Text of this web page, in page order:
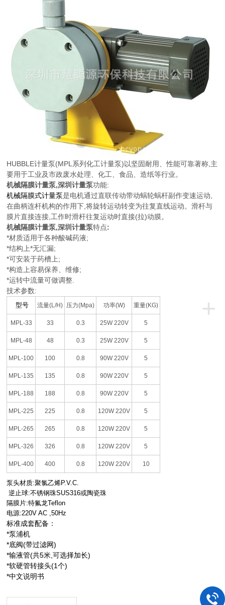
HUBBLE计量泵(MPL系列化工计量泵)以坚固耐用、性能可靠著称,主
要用于工业及市政废水处理、化工、食品、造纸等行业。
机械隔膜计量泵,深圳计量泵功能:
机械隔膜式计量泵是电机通过直联传动带动蜗轮蜗杆副作变速运动,
在曲柄连杆机构的作用下,将旋转运动转变为往复直线运动。滑杆与
膜片直接连接,工作时滑杆往复运动时直接(拉)动膜。
机械隔膜计量泵,深圳计量泵特点:
*材质适用于各种酸碱药液;
*结构上*无汇漏;
*可安装于药槽上;
*构造上容易保养、维修;
*运转中流量可做调整.
技术参数:
+
型号 流量(L/H) 压力(Mpa) 功率(W) 重量(KG)
MPL-33 33 0.3 25W 220V 5
MPL-48 48 0.3 25W 220V 5
MPL-100 100 0.8 90W 220V 5
MPL-135 135 0.8 90W 220V 5
MPL-188 188 0.8 90W 220V 5
MPL-225 225 0.8 120W 220V 5
MPL-265 265 0.8 120W 220V 5
MPL-326 326 0.8 120W 220V 5
MPL-400 400 0.8 120W 220V 10
泵头材质:聚氯乙烯P.V.C.
逆止球:不锈钢珠SUS316或陶瓷珠
隔膜片:特氟龙Teflon
电源:220V AC ,50Hz
标准成套配备：
*泵浦机
*底阀(带过滤网)
*输液管(共5米,可选择加长)
*软硬管转接头(1个)
*中文说明书